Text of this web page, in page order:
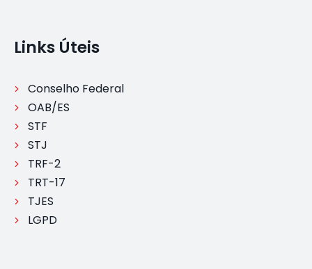
Links Úteis
Conselho Federal
OAB/ES
STF
STJ
TRF-2
TRT-17
TJES
LGPD